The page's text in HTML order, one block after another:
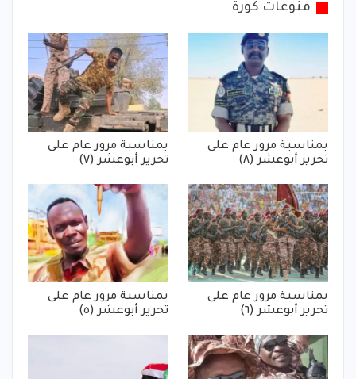
منوعات كورة
بمناسبة مرور عام على
تحرير أبوعشر (٨)
بمناسبة مرور عام على
تحرير أبوعشر (٧)
بمناسبة مرور عام على
تحرير أبوعشر (٦)
بمناسبة مرور عام على
تحرير أبوعشر (٥)